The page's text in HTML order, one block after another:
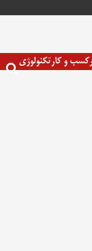
کسب و کارتکنولوژی